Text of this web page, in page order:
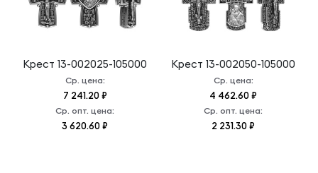
Крест 13-002025-105000
Ср. цена:
7 241.20 ₽
Ср. опт. цена:
3 620.60 ₽
Крест 13-002050-105000
Ср. цена:
4 462.60 ₽
Ср. опт. цена:
2 231.30 ₽